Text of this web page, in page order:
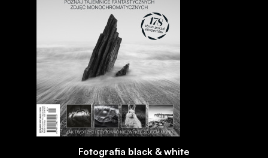
Fotografia black & white